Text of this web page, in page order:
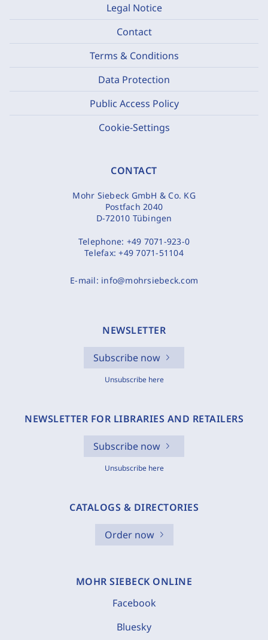
Legal Notice
Contact
Terms & Conditions
Data Protection
Public Access Policy
Cookie-Settings
CONTACT
Mohr Siebeck GmbH & Co. KG
Postfach 2040
D-72010 Tübingen
Telephone: +49 7071-923-0
Telefax:+49 7071-51104
E-mail: info@mohrsiebeck.com
NEWSLETTER
Subscribe now
Unsubscribe here
NEWSLETTER FOR LIBRARIES AND RETAILERS
Subscribe now
Unsubscribe here
CATALOGS & DIRECTORIES
Order now
MOHR SIEBECK ONLINE
Facebook
Bluesky